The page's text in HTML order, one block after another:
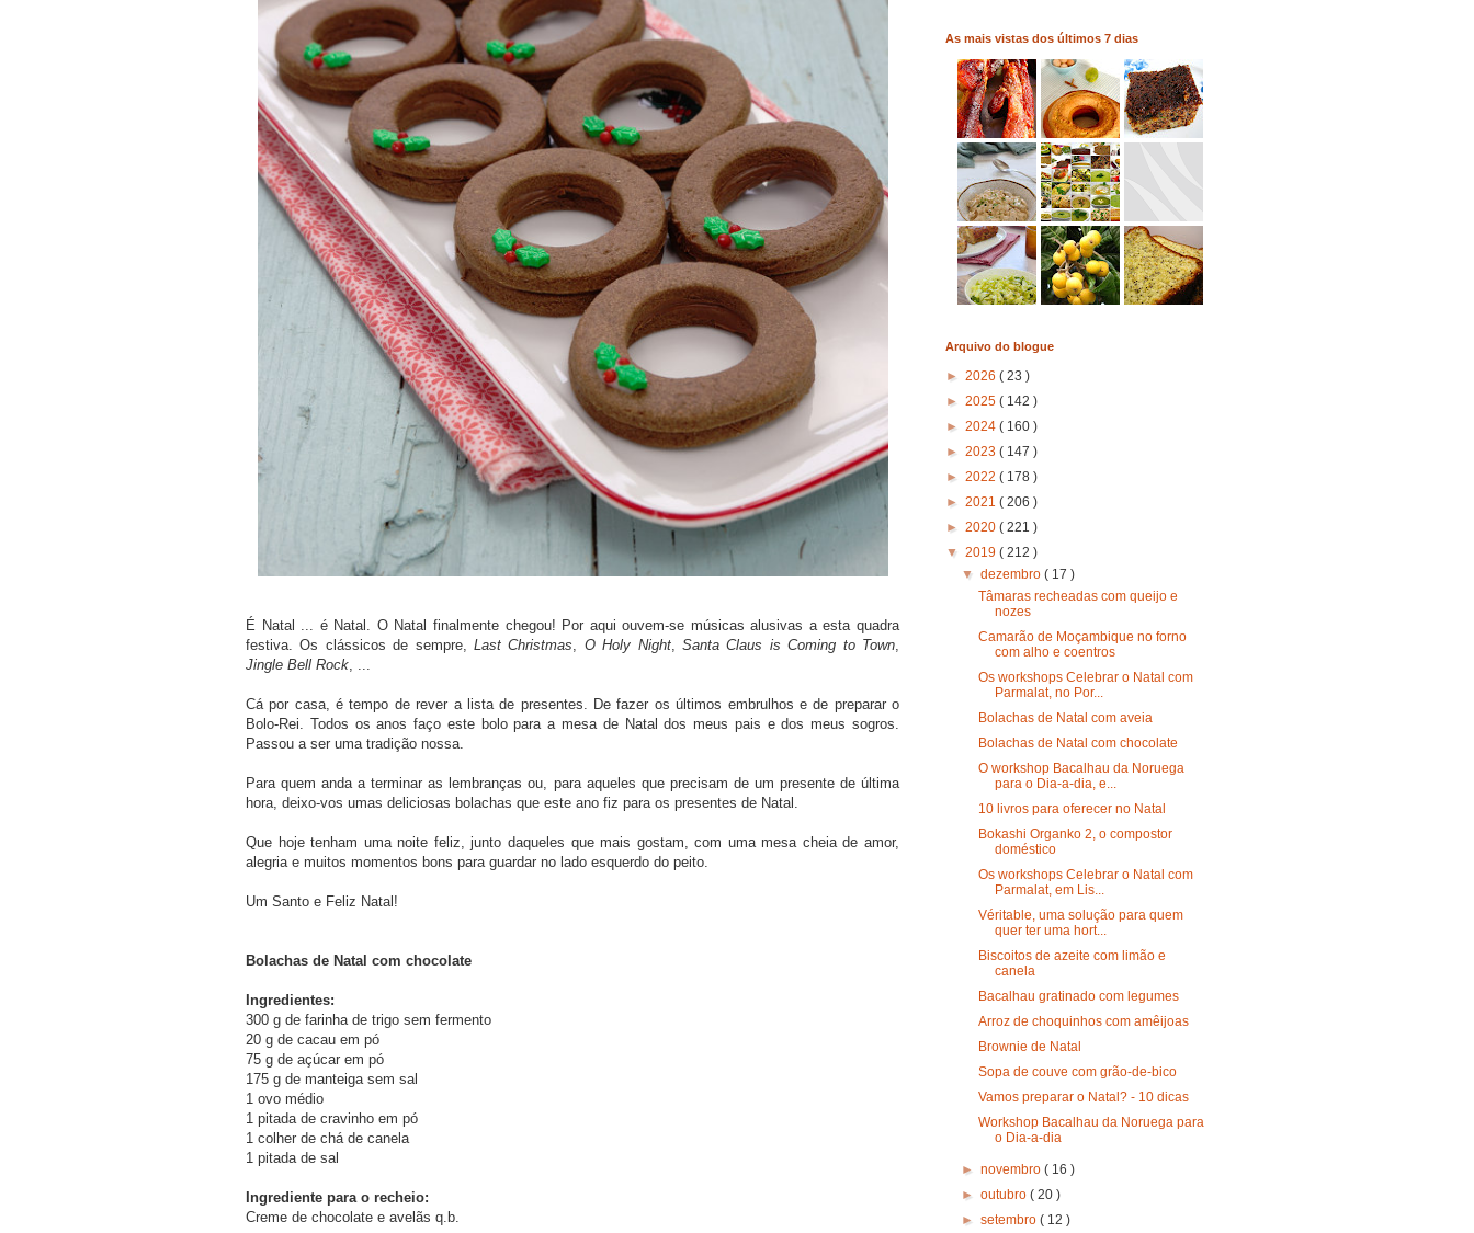
É Natal ... é Natal. O Natal finalmente chegou! Por aqui ouvem-se músicas alusivas a esta quadra
festiva. Os clássicos de sempre, Last Christmas, O Holy Night,Santa Claus is Coming to Town,
Jingle Bell Rock, ...
Cá por casa, é tempo de rever a lista de presentes. De fazer os últimos embrulhos e de preparar o
Bolo-Rei. Todos os anos faço este bolo para a mesa de Natal dos meus pais e dos meus sogros.
Passou a ser uma tradição nossa.
Para quem anda a terminar as lembranças ou, para aqueles que precisam de um presente de última
hora, deixo-vos umas deliciosas bolachas que este ano fiz para os presentes de Natal.
Que hoje tenham uma noite feliz, junto daqueles que mais gostam, com uma mesa cheia de amor,
alegria e muitos momentos bons para guardar no lado esquerdo do peito.
Um Santo e Feliz Natal!
Bolachas de Natal com chocolate
Ingredientes:
300 g de farinha de trigo sem fermento
20 g de cacau em pó
75 g de açúcar em pó
175 g de manteiga sem sal
1 ovo médio
1 pitada de cravinho em pó
1 colher de chá de canela
1 pitada de sal
Ingrediente para o recheio:
Creme de chocolate e avelãs q.b.
As mais vistas dos últimos 7 dias
Arquivo do blogue
► 2026 ( 23 )
► 2025 ( 142 )
► 2024 ( 160 )
► 2023 ( 147 )
► 2022 ( 178 )
► 2021 ( 206 )
► 2020 ( 221 )
▼ 2019 ( 212 )
▼dezembro( 17 )
Tâmaras recheadas com queijo e
nozes
Camarão de Moçambique no forno
com alho e coentros
Os workshops Celebrar o Natal com
Parmalat, no Por...
Bolachas de Natal com aveia
Bolachas de Natal com chocolate
O workshop Bacalhau da Noruega
para o Dia-a-dia, e...
10 livros para oferecer no Natal
Bokashi Organko 2, o compostor
doméstico
Os workshops Celebrar o Natal com
Parmalat, em Lis...
Véritable, uma solução para quem
quer ter uma hort...
Biscoitos de azeite com limão e
canela
Bacalhau gratinado com legumes
Arroz de choquinhos com amêijoas
Brownie de Natal
Sopa de couve com grão-de-bico
Vamos preparar o Natal? - 10 dicas
Workshop Bacalhau da Noruega para
o Dia-a-dia
►novembro( 16 )
►outubro( 20 )
►setembro( 12 )